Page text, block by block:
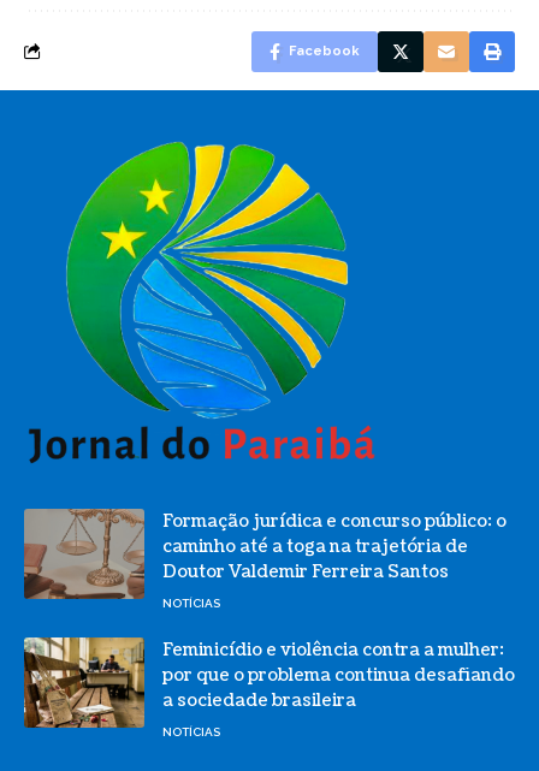
Facebook
Formação jurídica e concurso público: o
caminho até a toga na trajetória de
Doutor Valdemir Ferreira Santos
NOTÍCIAS
Feminicídio e violência contra a mulher:
por que o problema continua desafiando
a sociedade brasileira
NOTÍCIAS